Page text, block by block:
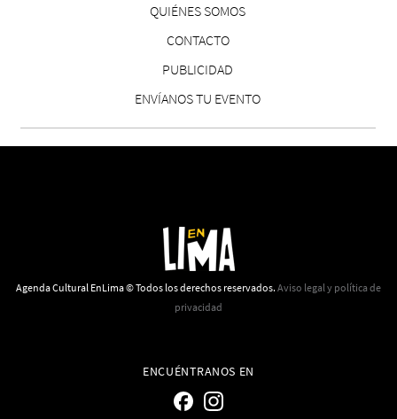
QUIÉNES SOMOS
CONTACTO
PUBLICIDAD
ENVÍANOS TU EVENTO
Agenda Cultural EnLima © Todos los derechos reservados. Aviso legal y política de
privacidad
ENCUÉNTRANOS EN